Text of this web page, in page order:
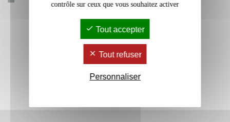
contrôle sur ceux que vous souhaitez activer
Tout accepter
Tout refuser
Personnaliser